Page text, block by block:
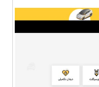
بانک، بیمه و سرمایه